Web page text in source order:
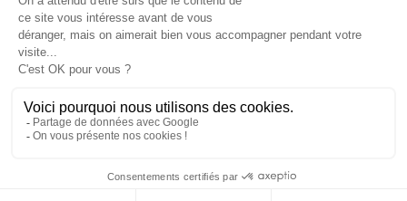
JE DÉCOUVRE LE GROUPE